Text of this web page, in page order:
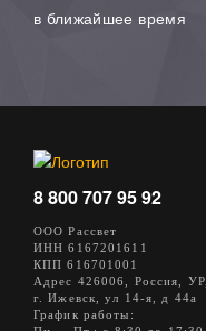
в ближайшее время
ООО Рассвет
ИНН 6167201611
КПП 616701001
Адрес 426006, Россия, УР,
г. Ижевск, ул 14-я, д 44а
График работы:
8 800 707 95 92